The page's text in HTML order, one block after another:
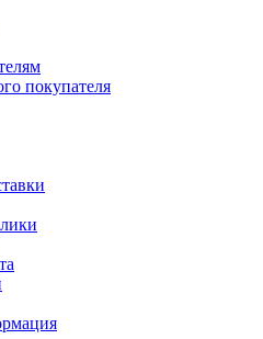
покупателя